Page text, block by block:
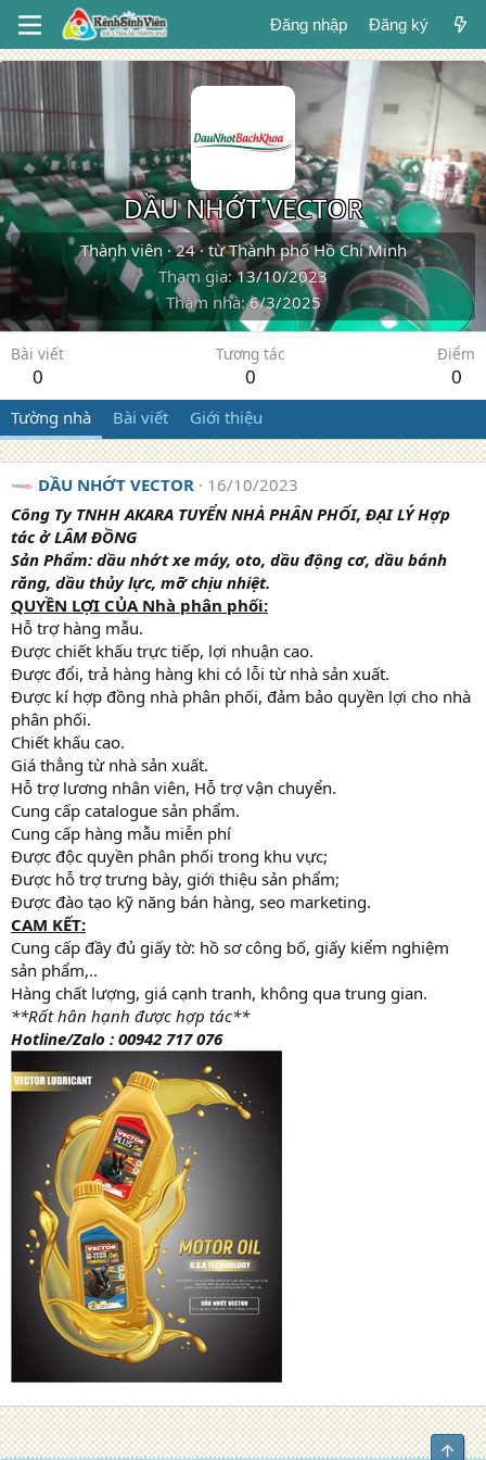
Đăng nhập Đăng ký
DẦU NHỚT VECTOR
Thành viên ·24· từThành phố Hồ Chí Minh
Tham gia 13/10/2023
Thăm nhà 6/3/2025
Bài viết
0
Tương tác
0
Điểm
0
Tường nhà Bài viết Giới thiệu
DẦU NHỚT VECTOR
16/10/2023
Công Ty TNHH AKARA TUYỂN NHÀ PHÂN PHỐI, ĐẠI LÝ Hợp
tác ở LÂM ĐỒNG
Sản Phẩm: dầu nhớt xe máy, oto, dầu động cơ, dầu bánh
răng, dầu thủy lực, mỡ chịu nhiệt.
QUYỀN LỢI CỦA Nhà phân phối:
Hỗ trợ hàng mẫu.
Được chiết khấu trực tiếp, lợi nhuận cao.
Được đổi, trả hàng hàng khi có lỗi từ nhà sản xuất.
Được kí hợp đồng nhà phân phối, đảm bảo quyền lợi cho nhà
phân phối.
Chiết khấu cao.
Giá thẳng từ nhà sản xuất.
Hỗ trợ lương nhân viên, Hỗ trợ vận chuyển.
Cung cấp catalogue sản phẩm.
Cung cấp hàng mẫu miễn phí
Được độc quyền phân phối trong khu vực;
Được hỗ trợ trưng bày, giới thiệu sản phẩm;
Được đào tạo kỹ năng bán hàng, seo marketing.
CAM KẾT:
Cung cấp đầy đủ giấy tờ: hồ sơ công bố, giấy kiểm nghiệm
sản phẩm,..
Hàng chất lượng, giá cạnh tranh, không qua trung gian.
**Rất hân hạnh được hợp tác**
Hotline/Zalo : 00942 717 076
Top